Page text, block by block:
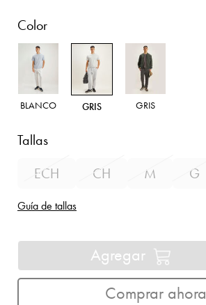
Color
BLANCO GRIS GRIS
Tallas
ECH
CH M G
Guía de tallas
Agregar
Comprar ahora